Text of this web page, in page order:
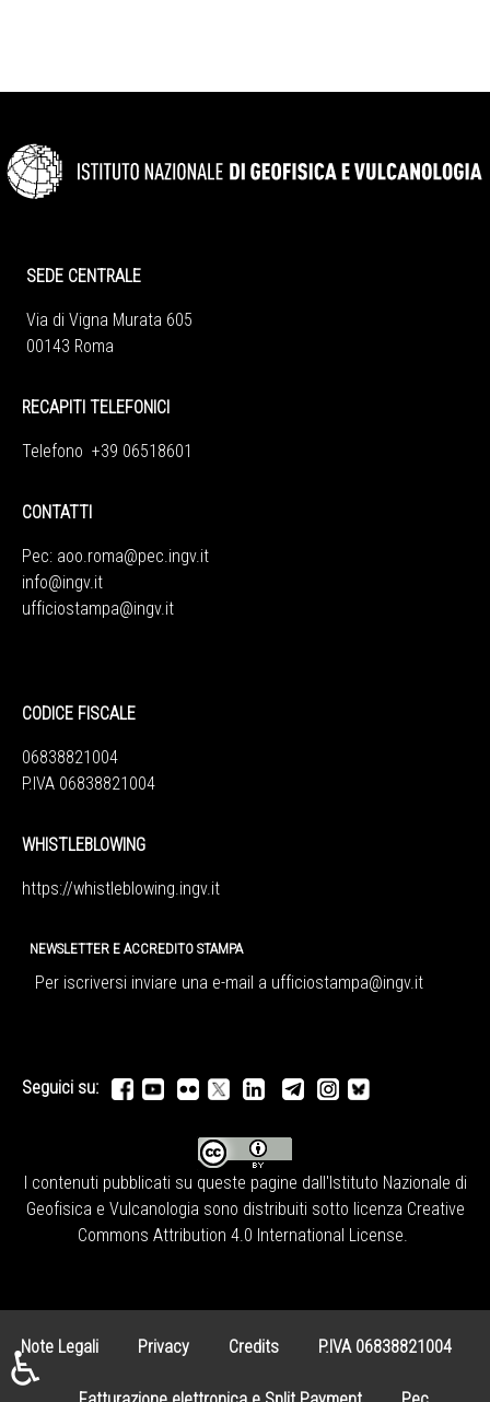
SEDE CENTRALE
Via di Vigna Murata 605
00143 Roma
RECAPITI TELEFONICI
Telefono +39 06518601
CONTATTI
Pec: aoo.roma@pec.ingv.it
info@ingv.it
ufficiostampa@ingv.it
CODICE FISCALE
06838821004
P.IVA 06838821004
WHISTLEBLOWING
https://whistleblowing.ingv. it
NEWSLETTER E ACCREDITO STAMPA
Per iscriversi inviare una e-mail a ufficiostampa@ingv.it
Seguici su:
I contenuti pubblicati su queste pagine dall'Istituto Nazionale di
Geofisica e Vulcanologia sono distribuiti sotto licenza Creative
Commons Attribution 4.0 International License
Note Legali Privacy Credits P.IVA 06838821004